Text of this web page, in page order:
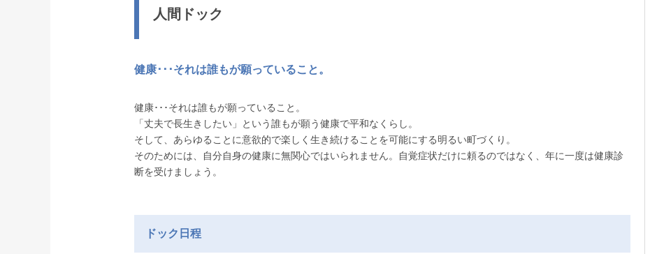
人間ドック
健康･･･それは誰もが願っていること。
健康･･･それは誰もが願っていること。
「丈夫で長生きしたい」という誰もが願う健康で平和なくらし。
そして、あらゆることに意欲的で楽しく生き続けることを可能にする明るい町づくり。
そのためには、自分自身の健康に無関心ではいられません。自覚症状だけに頼るのではなく、年に一度は健康診
断を受けましょう。
ドック日程